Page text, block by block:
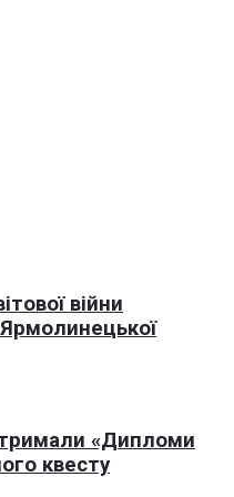
війни
Ярмолинецької
«Дипломи
квесту